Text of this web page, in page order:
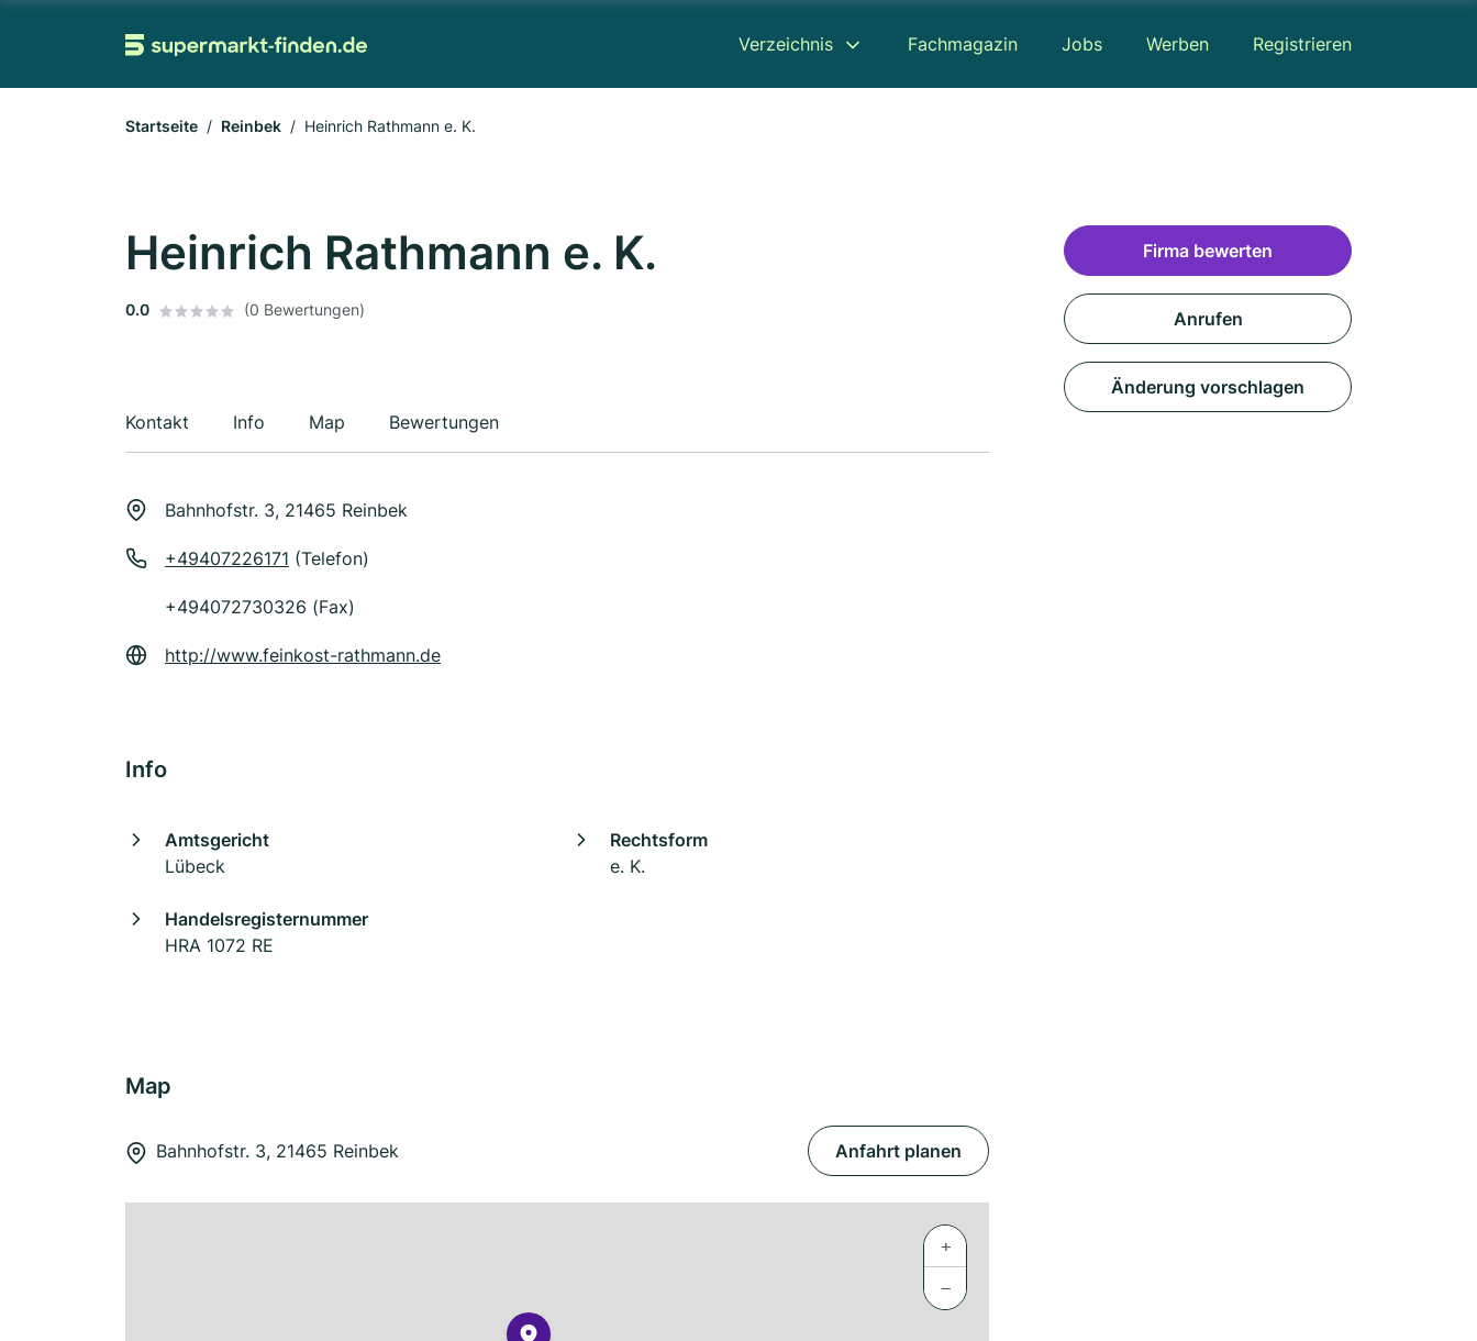
Verzeichnis Fachmagazin Jobs Werben Registrieren
Startseite Reinbek Heinrich Rathmann e. K.
Heinrich Rathmann e. K.
0.0 (0 Bewertungen)
Kontakt Info Map Bewertungen
Bahnhofstr. 3, 21465 Reinbek
+49407226171 (Telefon)
+494072730326 (Fax)
http://www.feinkost-rathmann.de
Info
Amtsgericht
Lübeck
Rechtsform
e. K.
Handelsregisternummer
HRA 1072 RE
Map
Bahnhofstr. 3, 21465 Reinbek Anfahrt planen
+
−
Firma bewerten
Anrufen
Änderung vorschlagen